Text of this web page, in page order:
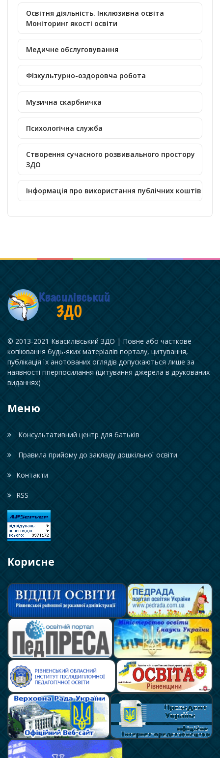
Освітня діяльність. Інклюзивна освіта
Моніторинг якості освіти
Медичне обслуговування
Фізкультурно-оздоровча робота
Музична скарбничка
Психологічна служба
Створення сучасного розвивального простору
ЗДО
Інформація про використання публічних коштів
© 2013-2021 Квасилівський ЗДО | Повне або часткове
копіювання будь-яких матеріалів порталу, цитування,
публікація їх анотованих оглядів допускаються лише за
наявності гіперпосилання (цитування джерела в друкованих
виданнях)
Меню
Консультативний центр для батьків
Правила прийому до закладу дошкільної освіти
Контакти
RSS
Корисне